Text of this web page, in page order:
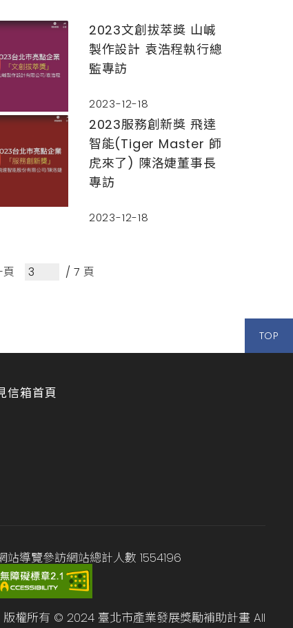
媒體等眾多創新服務，更
兼具「國際」、「永續」
及「多元平等」等特性。
分，「技術卓越獎」得...
2023文創拔萃獎 山峸
製作設計 袁浩程執行總
監專訪
2023-12-18
2023服務創新獎 飛達
智能(Tiger Master 師
虎來了) 陳洛婕董事長
專訪
2023-12-18
頁 / 7 頁
TOP
信箱首頁
站導覽參訪網站總計人數 1554196
版權所有 © 2024 臺北市產業發展獎勵補助計畫 All